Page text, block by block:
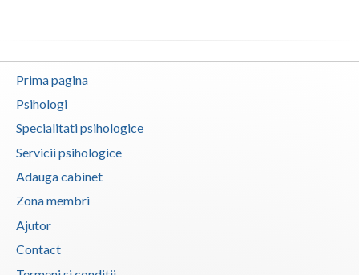
Interventie psihoterapeutica in tulburarea cont... (1)
Interventie psihoterapeutica in tulburarea de c... (1)
Interventie psihoterapeutica in tulburarea de s... (1)
Logoterapie in tulburarile de comunicare (1)
Psihoterapie - Interventie psihoterapeutica in ... (2)
Prima pagina
Psihologi
Specialitati psihologice
Servicii psihologice
Adauga cabinet
Zona membri
Ajutor
Contact